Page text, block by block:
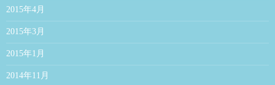
2015年4月
2015年3月
2015年1月
2014年11月